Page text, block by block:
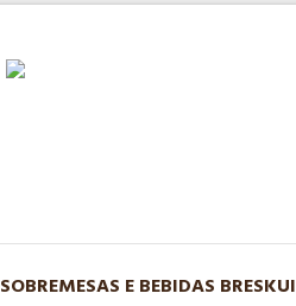
SOBREMESAS E BEBIDAS BRESKUI